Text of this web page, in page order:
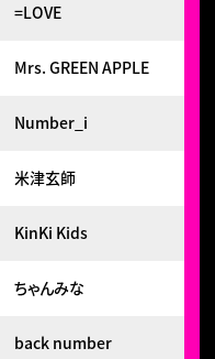
=LOVE
Mrs. GREEN APPLE
Number_i
米津玄師
KinKi Kids
ちゃんみな
back number